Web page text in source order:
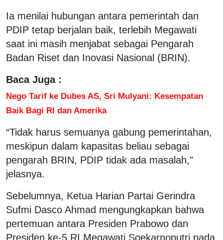
Ia menilai hubungan antara pemerintah dan
PDIP tetap berjalan baik, terlebih Megawati
saat ini masih menjabat sebagai Pengarah
Badan Riset dan Inovasi Nasional (BRIN).
Baca Juga :
Nego Tarif ke Dubes AS, Sri Mulyani: Kesempatan
Baik Bagi RI dan Amerika
“Tidak harus semuanya gabung pemerintahan,
meskipun dalam kapasitas beliau sebagai
pengarah BRIN, PDIP tidak ada masalah,”
jelasnya.
Sebelumnya, Ketua Harian Partai Gerindra
Sufmi Dasco Ahmad mengungkapkan bahwa
pertemuan antara Presiden Prabowo dan
Presiden ke-5 RI Megawati Soekarnoputri pada